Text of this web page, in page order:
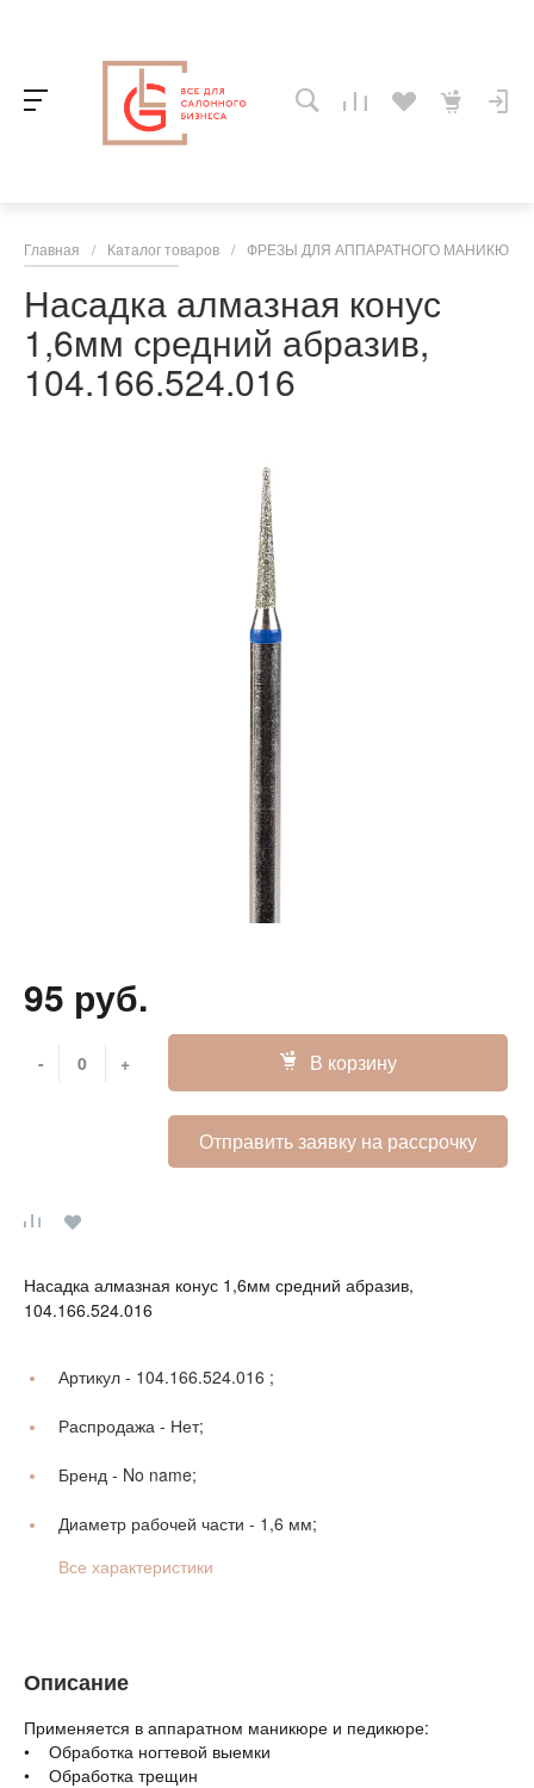
Главная / Каталог товаров / ФРЕЗЫ ДЛЯ АППАРАТНОГО
Насадка алмазная конус
1,6мм средний абразив,
104.166.524.016
95 руб.
- + В корзину
Отправить заявку на рассрочку
Насадка алмазная конус 1,6мм средний абразив,
104.166.524.016
Артикул - 104.166.524.016 ;
Распродажа - Нет;
Бренд - No name;
Диаметр рабочей части - 1,6 мм;
Все характеристики
Описание
Применяется в аппаратном маникюре и педикюре:
• Обработка ногтевой выемки
• Обработка трещин